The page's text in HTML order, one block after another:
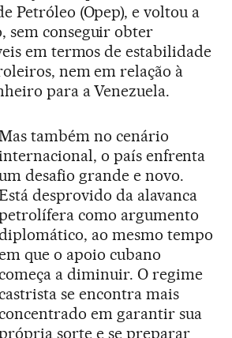
Petróleo (Opep), e voltou a
sem conseguir obter
em termos de estabilidade
nem em relação à
para a Venezuela.
também no cenário
o país enfrenta
desafio grande e novo.
desprovido da alavanca
como argumento
ao mesmo tempo
que o apoio cubano
a diminuir. O regime
se encontra mais
em garantir sua
sorte e se preparar